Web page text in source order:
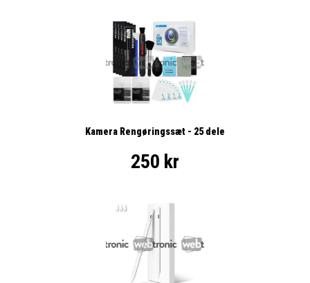
Kamera Rengøringssæt - 25 dele
250 kr